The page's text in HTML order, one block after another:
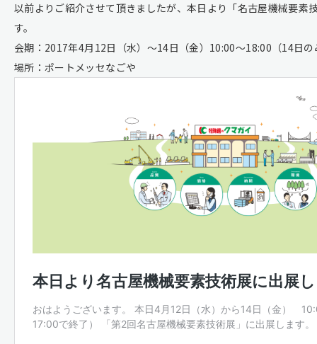
以前よりご紹介させて頂きましたが、本日より「名古屋機械要素
す。
会期：2017年4月12日（水）～14日（金）10:00～18:00（14日
場所：ポートメッセなごや